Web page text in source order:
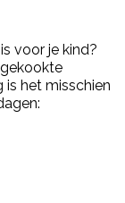
voor je kind?
is het misschien